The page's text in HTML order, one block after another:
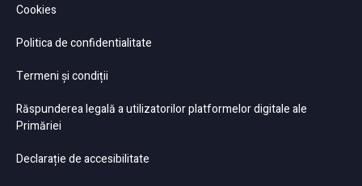
Cookies
Politica de confidentialitate
Termeni și condiții
Răspunderea legală a utilizatorilor platformelor digitale ale
Primăriei
Declarație de accesibilitate